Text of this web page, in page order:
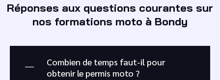
Réponses aux questions courantes sur
nos formations moto à Bondy
Combien de temps faut-il pour
obtenir le permis moto ?